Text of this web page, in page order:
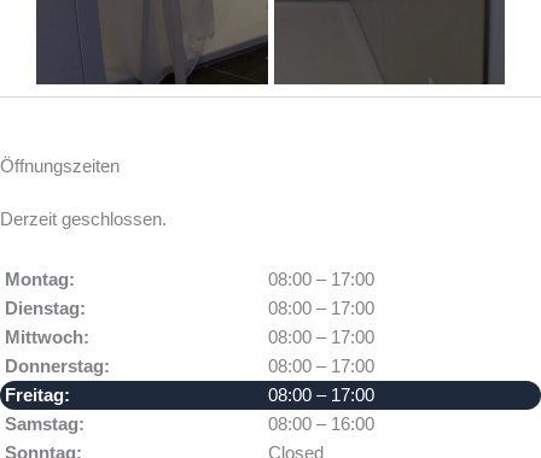
Öffnungszeiten
Derzeit geschlossen.
Montag:
08:00 – 17:00
Dienstag:
08:00 – 17:00
Mittwoch:
08:00 – 17:00
Donnerstag:
08:00 – 17:00
Freitag:
08:00 – 17:00
Samstag:
08:00 – 16:00
Sonntag:
Closed